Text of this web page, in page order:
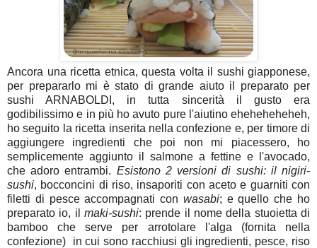
Ancora una ricetta etnica, questa volta il sushi giapponese,
per prepararlo mi è stato di grande aiuto il preparato per
sushi ARNABOLDI, in tutta sincerità il gusto era
godibilissimo e in più ho avuto pure l'aiutino eheheheheheh,
ho seguito la ricetta inserita nella confezione e, per timore di
aggiungere ingredienti che poi non mi piacessero, ho
semplicemente aggiunto il salmone a fettine e l'avocado,
che adoro entrambi. Esistono 2 versioni di sushi: il nigiri-
sushi, bocconcini di riso, insaporiti con aceto e guarniti con
filetti di pesce accompagnati con wasabi; e quello che ho
preparato io, il maki-sushi: prende il nome della stuoietta di
bamboo che serve per arrotolare l'alga (fornita nella
confezione) in cui sono racchiusi gli ingredienti, pesce, riso